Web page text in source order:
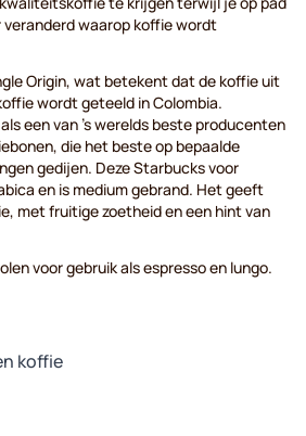
veranderd waarop koffie wordt
Origin, wat betekent dat de koffie uit
wordt geteeld in Colombia.
een van 's werelds beste producenten
die het beste op bepaalde
gedijen. Deze Starbucks voor
en is medium gebrand. Het geeft
met fruitige zoetheid en een hint van
voor gebruik als espresso en lungo.
koffie